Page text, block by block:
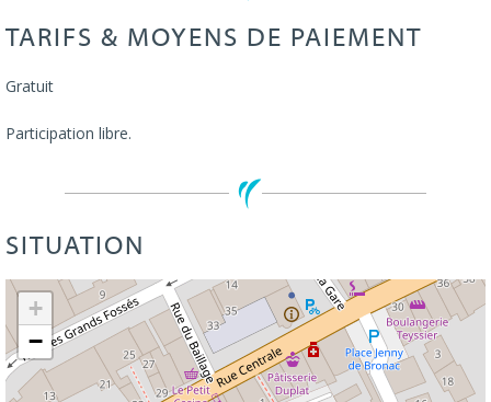
TARIFS & MOYENS DE PAIEMENT
Gratuit
Participation libre.
SITUATION
+
−